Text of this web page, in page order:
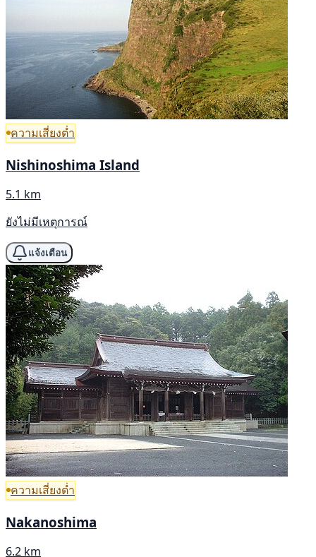
ความเสี่ยงต่ำ
Nishinoshima Island
5.1 km
ยังไม่มีเหตุการณ์
แจ้งเตือน
ความเสี่ยงต่ำ
Nakanoshima
6.2 km